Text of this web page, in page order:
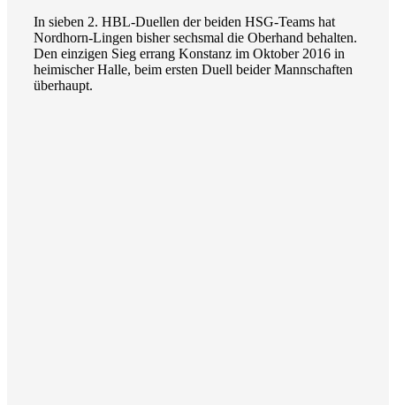
In sieben 2. HBL-Duellen der beiden HSG-Teams hat
Nordhorn-Lingen bisher sechsmal die Oberhand behalten.
Den einzigen Sieg errang Konstanz im Oktober 2016 in
heimischer Halle, beim ersten Duell beider Mannschaften
überhaupt.